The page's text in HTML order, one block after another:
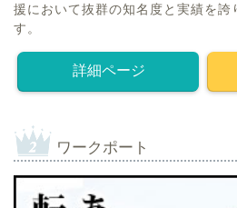
援において抜群の知名度と実績を誇
す。
詳細ページ
ワークポート